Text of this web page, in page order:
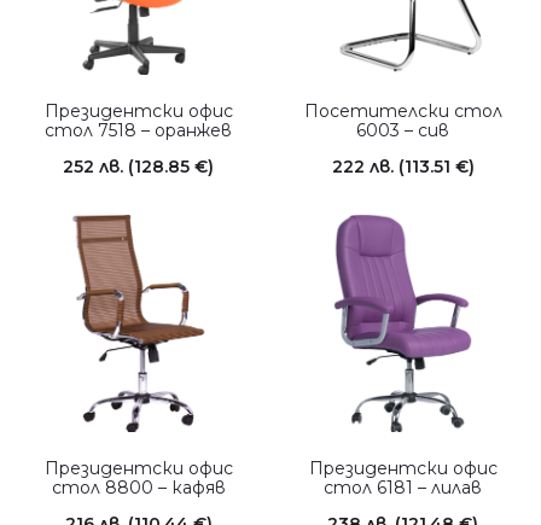
Президентски офис
стол 7518 – оранжев
252 лв. (128.85 €)
Посетителски стол
6003 – сив
222 лв. (113.51 €)
Президентски офис
стол 8800 – кафяв
Президентски офис
стол 6181 – лилав